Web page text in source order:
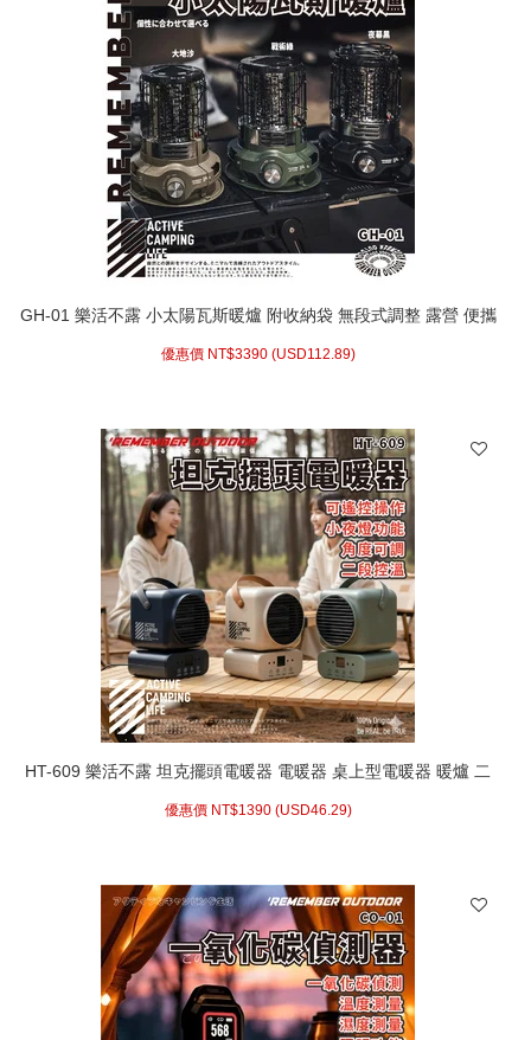
GH-01 樂活不露 小太陽瓦斯暖爐 附收納袋 無段式調整 露營 便攜
優惠價 NT$3390 (USD112.89)
HT-609 樂活不露 坦克擺頭電暖器 電暖器 桌上型電暖器 暖爐 二
優惠價 NT$1390 (USD46.29)